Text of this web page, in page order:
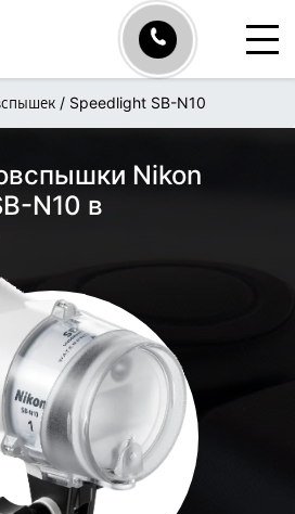
/ Speedlight SB-N10
Nikon
N10 в